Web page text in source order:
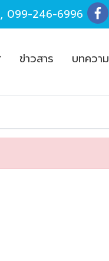
, 099-246-6996
ข่าวสาร บทความ